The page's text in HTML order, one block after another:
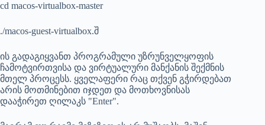
cd macos-virtualbox-master
./macos-guest-virtualbox.შ
ის გადაგიყვანთ პროგრამული უზრუნველყოფის
ჩამოტვირთვისა და ვირტუალური მანქანის შექმნის
მთელ პროცესს. ყველაფერი რაც თქვენ გჭირდებათ
არის მოთმინებით იჯდეთ და მოთხოვნისას
დააჭირეთ ღილაკს "Enter".